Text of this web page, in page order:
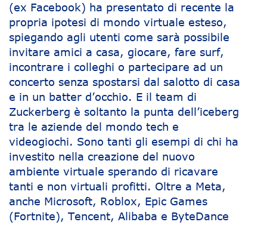
(ex Facebook) ha presentato di recente la
propria ipotesi di mondo virtuale esteso,
spiegando agli utenti come sarà possibile
invitare amici a casa, giocare, fare surf,
incontrare i colleghi o partecipare ad un
concerto senza spostarsi dal salotto di casa
e in un batter d’occhio. E il team di
Zuckerberg è soltanto la punta dell’iceberg
tra le aziende del mondo tech e
videogiochi. Sono tanti gli esempi di chi ha
investito nella creazione del nuovo
ambiente virtuale sperando di ricavare
tanti e non virtuali profitti. Oltre a Meta,
anche Microsoft, Roblox, Epic Games
(Fortnite), Tencent, Alibaba e ByteDance